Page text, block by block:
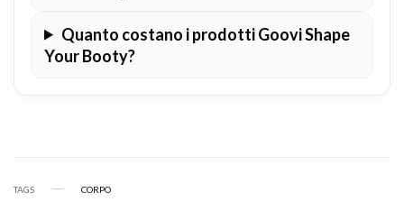
Quanto costano i prodotti Goovi Shape
Your Booty?
TAGS CORPO